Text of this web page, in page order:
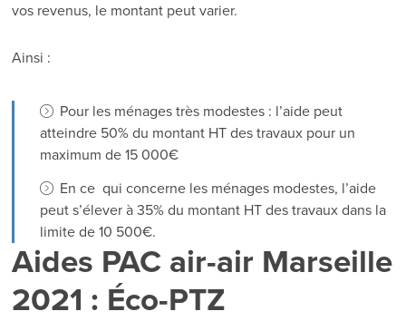
vos revenus, le montant peut varier.
Ainsi :
Pour les ménages très modestes : l’aide peut
atteindre 50% du montant HT des travaux pour un
maximum de 15 000€
En ce qui concerne les ménages modestes, l’aide
peut s’élever à 35% du montant HT des travaux dans la
limite de 10 500€.
Aides PAC air-air Marseille
2021 : Éco-PTZ